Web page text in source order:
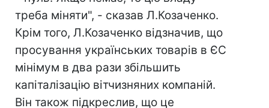
треба міняти", - сказав Л.Козаченко.
Крім того, Л.Козаченко відзначив, що
просування українських товарів в ЄС
мінімум в два рази збільшить
капіталізацію вітчизняних компаній.
Він також підкреслив, що це